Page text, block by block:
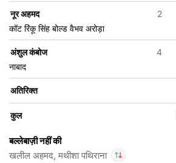
नूर अहमद 2
कॉट रिंकू सिंह बोल्ड वैभव अरोड़ा
अंशुल कंबोज 4
नाबाद
अतिरिक्त
कुल
बल्लेबाज़ी नहीं की
खलील अहमद, मथीशा पथिराना